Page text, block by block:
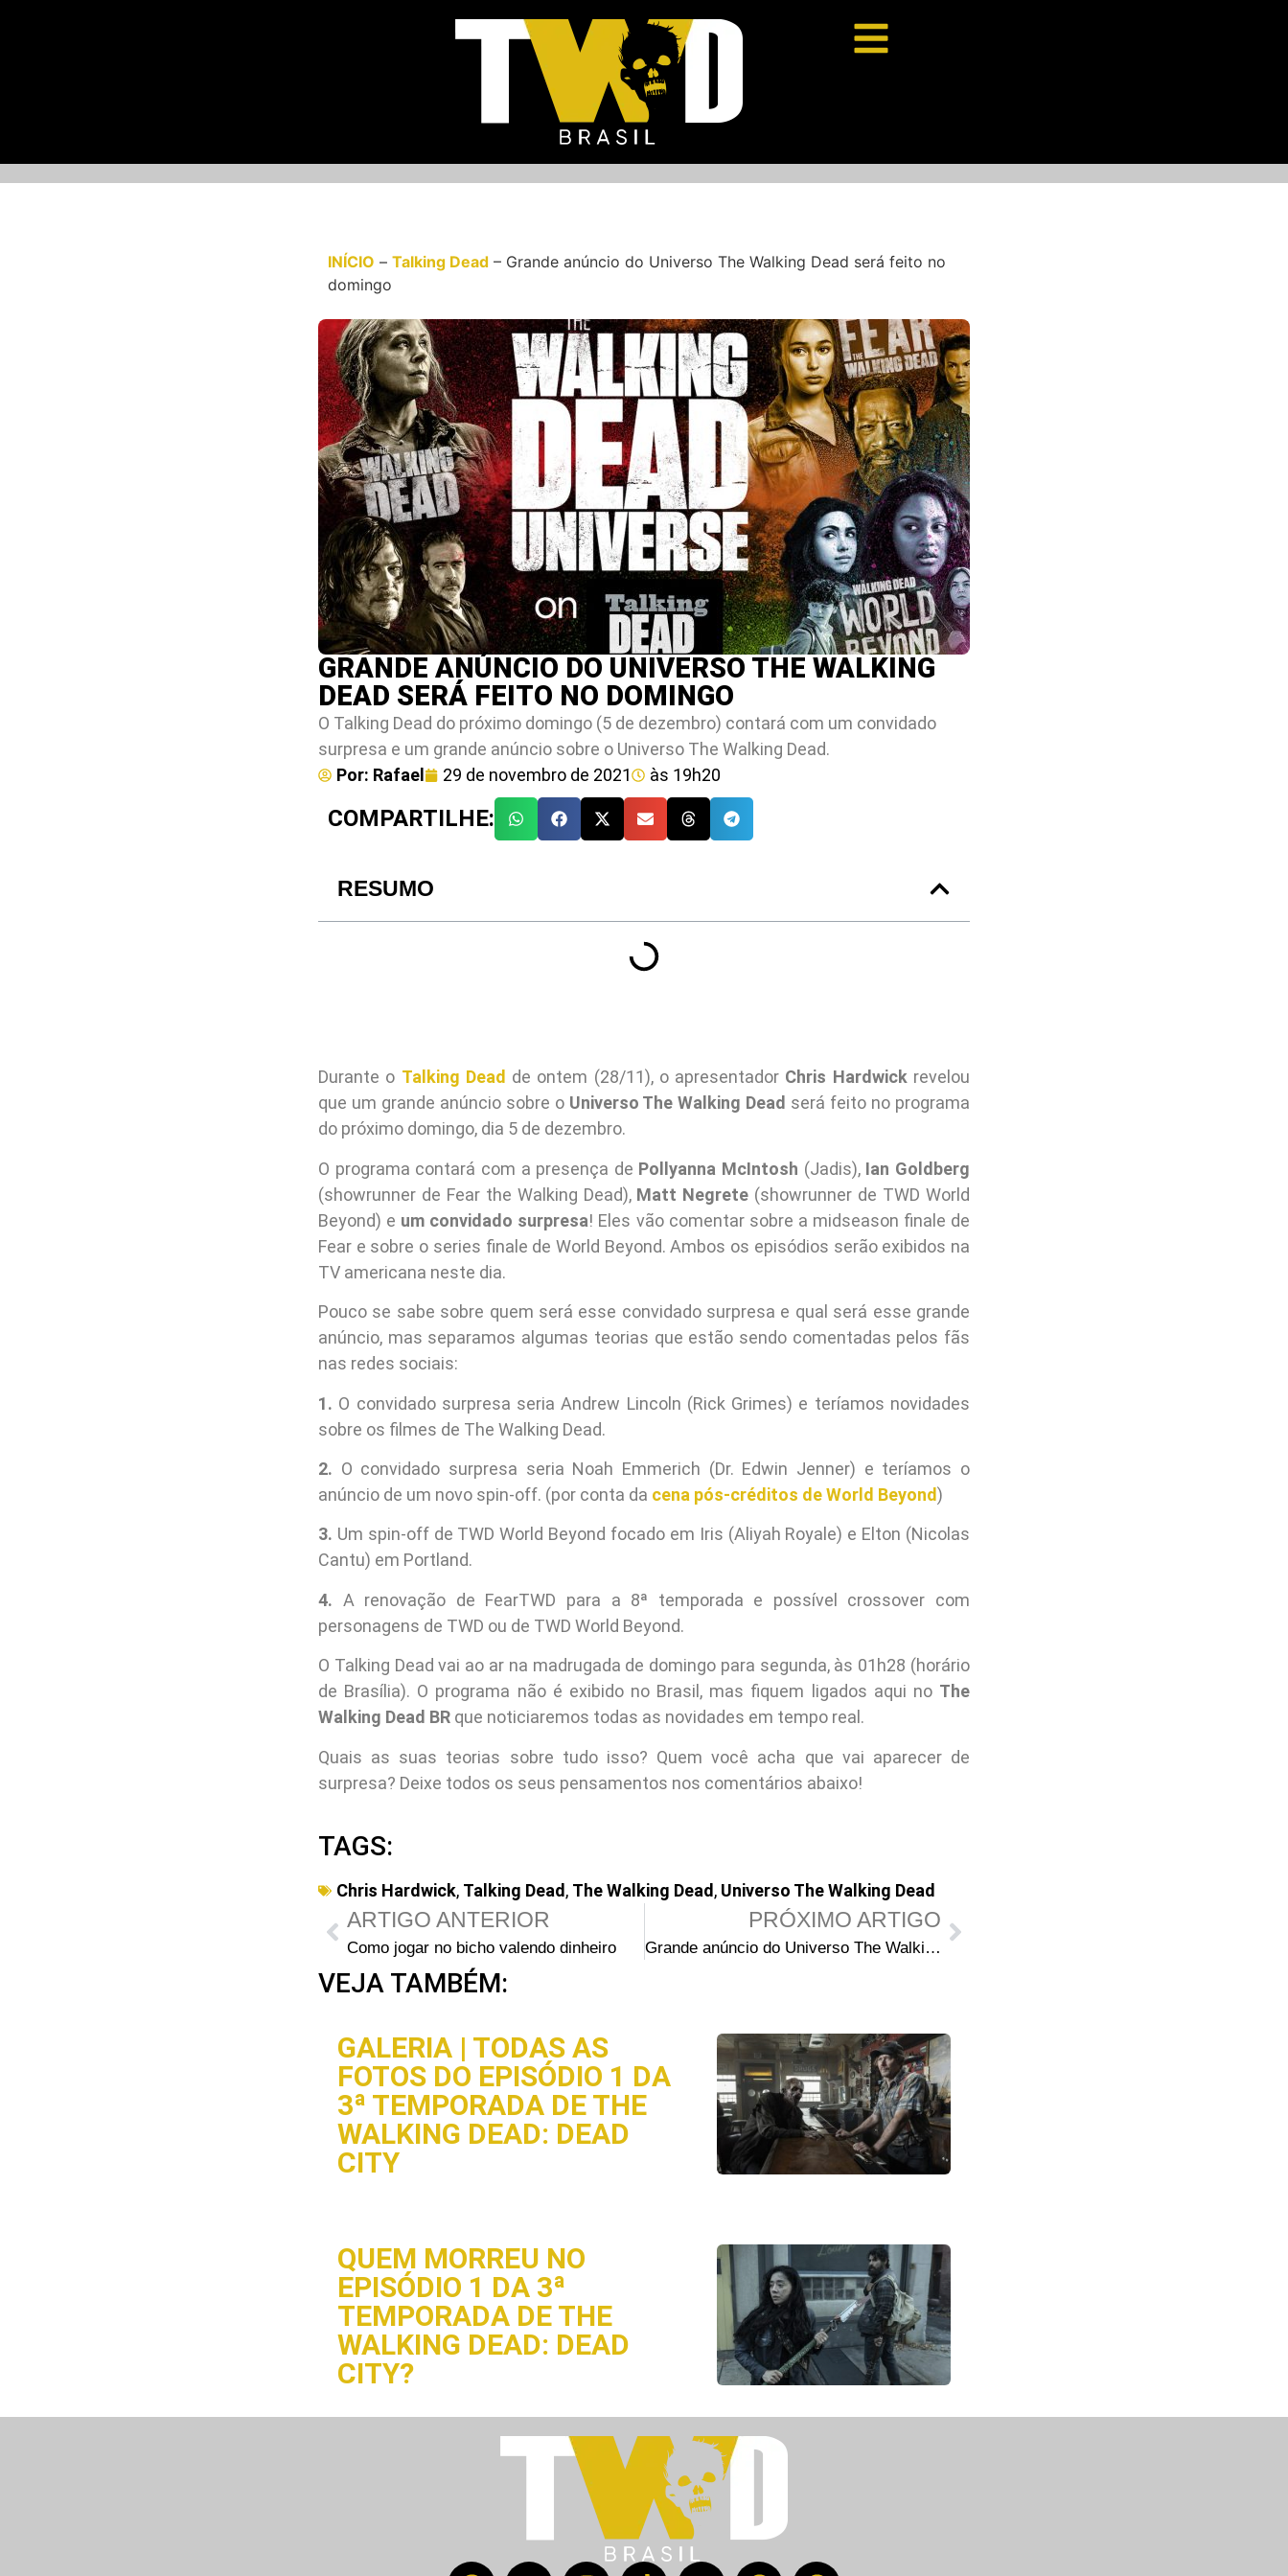
INÍCIO – Talking Dead – Grande anúncio do Universo The Walking Dead será feito no
domingo
GRANDE ANÚNCIO DO UNIVERSO THE WALKING
DEAD SERÁ FEITO NO DOMINGO
O Talking Dead do próximo domingo (5 de dezembro) contará com um convidado
surpresa e um grande anúncio sobre o Universo The Walking Dead.
Por: Rafael 29 de novembro de 2021 às 19h20
COMPARTILHE:
RESUMO
Durante o Talking Dead de ontem (28/11), o apresentador Chris Hardwickrevelou
que um grande anúncio sobre o Universo The Walking Dead será feito no programa
do próximo domingo, dia 5 de dezembro.
O programa contará com a presença de Pollyanna McIntosh (Jadis), Ian Goldberg
(showrunner de Fear the Walking Dead), Matt Negrete (showrunner de TWD World
Beyond) e um convidado surpresa! Eles vão comentar sobre a midseason finale de
Fear e sobre o series finale de World Beyond. Ambos os episódios serão exibidos na
TV americana neste dia.
Pouco se sabe sobre quem será esse convidado surpresa e qual será esse grande
anúncio, mas separamos algumas teorias que estão sendo comentadas pelos fãs
nas redes sociais:
1. O convidado surpresa seria Andrew Lincoln (Rick Grimes) e teríamos novidades
sobre os filmes de The Walking Dead.
2. O convidado surpresa seria Noah Emmerich (Dr. Edwin Jenner) e teríamos o
anúncio de um novo spin-off. (por conta da cena pós-créditos de World Beyond)
3. Um spin-off de TWD World Beyond focado em Iris (Aliyah Royale) e Elton (Nicolas
Cantu) em Portland.
4. A renovação de FearTWD para a 8ª temporada e possível crossover com
personagens de TWD ou de TWD World Beyond.
O Talking Dead vai ao ar na madrugada de domingo para segunda, às 01h28 (horário
de Brasília). O programa não é exibido no Brasil, mas fiquem ligados aqui no The
Walking Dead BR que noticiaremos todas as novidades em tempo real.
Quais as suas teorias sobre tudo isso? Quem você acha que vai aparecer de
surpresa? Deixe todos os seus pensamentos nos comentários abaixo!
TAGS:
Chris Hardwick, Talking Dead, The Walking Dead, Universo The Walking Dead
ARTIGO ANTERIOR
Como jogar no bicho valendo dinheiro
PRÓXIMO ARTIGO
Grande anúncio do Universo The Walking Dead não será sobre Rick Grimes
VEJA TAMBÉM:
GALERIA | TODAS AS
FOTOS DO EPISÓDIO 1 DA
3ª TEMPORADA DE THE
WALKING DEAD: DEAD
CITY
QUEM MORREU NO
EPISÓDIO 1 DA 3ª
TEMPORADA DE THE
WALKING DEAD: DEAD
CITY?